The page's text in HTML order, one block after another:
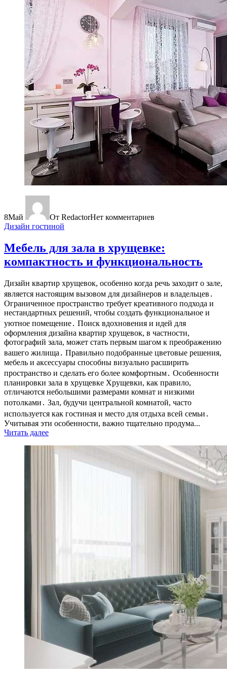
8Май От RedactorНет комментариев
Дизайн гостиной
Мебель для зала в хрущевке:
компактность и функциональность
Дизайн квартир хрущевок, особенно когда речь заходит о зале,
является настоящим вызовом для дизайнеров и владельцев․
Ограниченное пространство требует креативного подхода и
нестандартных решений, чтобы создать функциональное и
уютное помещение․ Поиск вдохновения и идей для
оформления дизайна квартир хрущевок, в частности,
фотографий зала, может стать первым шагом к преображению
вашего жилища․ Правильно подобранные цветовые решения,
мебель и аксессуары способны визуально расширить
пространство и сделать его более комфортным․ Особенности
планировки зала в хрущевке Хрущевки, как правило,
отличаются небольшими размерами комнат и низкими
потолками․ Зал, будучи центральной комнатой, часто
используется как гостиная и место для отдыха всей семьи․
Учитывая эти особенности, важно тщательно продума...
Читать далее